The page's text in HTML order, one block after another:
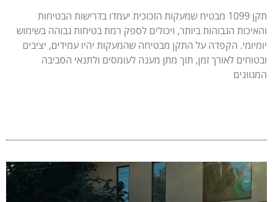
תקן 1099 מבטיח שמעקות הזכוכית יעמדו בדרישות הבטיחות
הגבוהות ביותר, ויכולים לספק רמת בטיחות גבוהה בשימוש
הקפדה על התקן מבטיחה שהמעקות יהיו עמידים, יציבים
לאורך זמן, תוך מתן מענה לעומסים ולתנאי הסביבה